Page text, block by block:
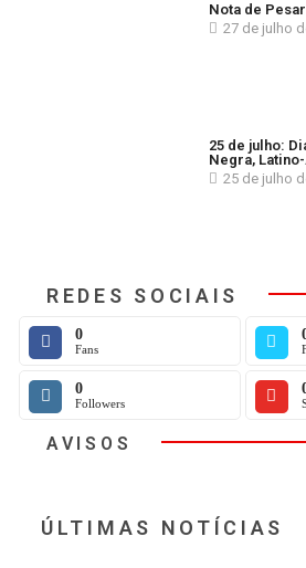
Nota de
27 de julho
25 de julho:
Negra,
25 de julho
REDES SOCIAIS
0
Fans
0
Followers
AVISOS
ÚLTIMAS NOTÍCIAS